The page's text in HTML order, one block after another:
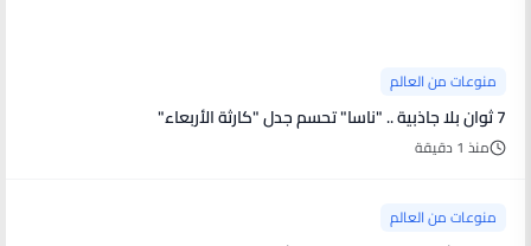
منوعات من العالم
7 ثوان بلا جاذبية .. "ناسا" تحسم جدل "كارثة الأربعاء"
منذ 1 دقيقة
منوعات من العالم